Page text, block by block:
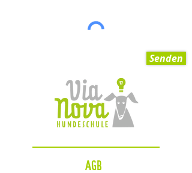
Senden
AGB